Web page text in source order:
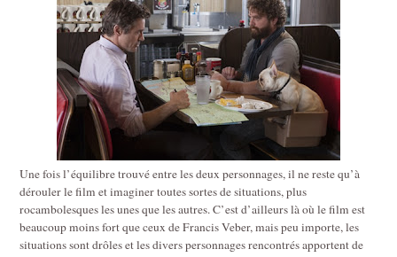
Une fois l’équilibre trouvé entre les deux personnages, il ne reste qu’à
dérouler le film et imaginer toutes sortes de situations, plus
rocambolesques les unes que les autres. C’est d’ailleurs là où le film est
beaucoup moins fort que ceux de Francis Veber, mais peu importe, les
situations sont drôles et les divers personnages rencontrés apportent de